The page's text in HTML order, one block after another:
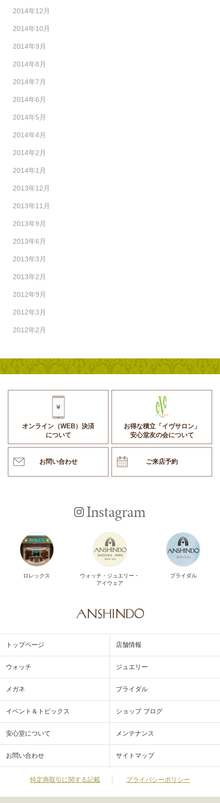
2014年12月
2014年10月
2014年9月
2014年8月
2014年7月
2014年6月
2014年5月
2014年4月
2014年2月
2014年1月
2013年12月
2013年11月
2013年9月
2013年6月
2013年3月
2013年2月
2012年9月
2012年3月
2012年2月
オンライン（WEB）決済
について
お得な積立「イヴサロン」
安心堂友の会について
お問い合わせ ご来店予約
Instagram
ロレックス
ウォッチ・ジュエリー・
アイウェア
ブライダル
トップページ 店舗情報
ウォッチ ジュエリー
メガネ ブライダル
イベント＆トピックス ショップ ブログ
安心堂について メンテナンス
お問い合わせ サイトマップ
特定商取引に関する記載 プライバシーポリシー